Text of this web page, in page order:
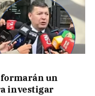
un
investigar